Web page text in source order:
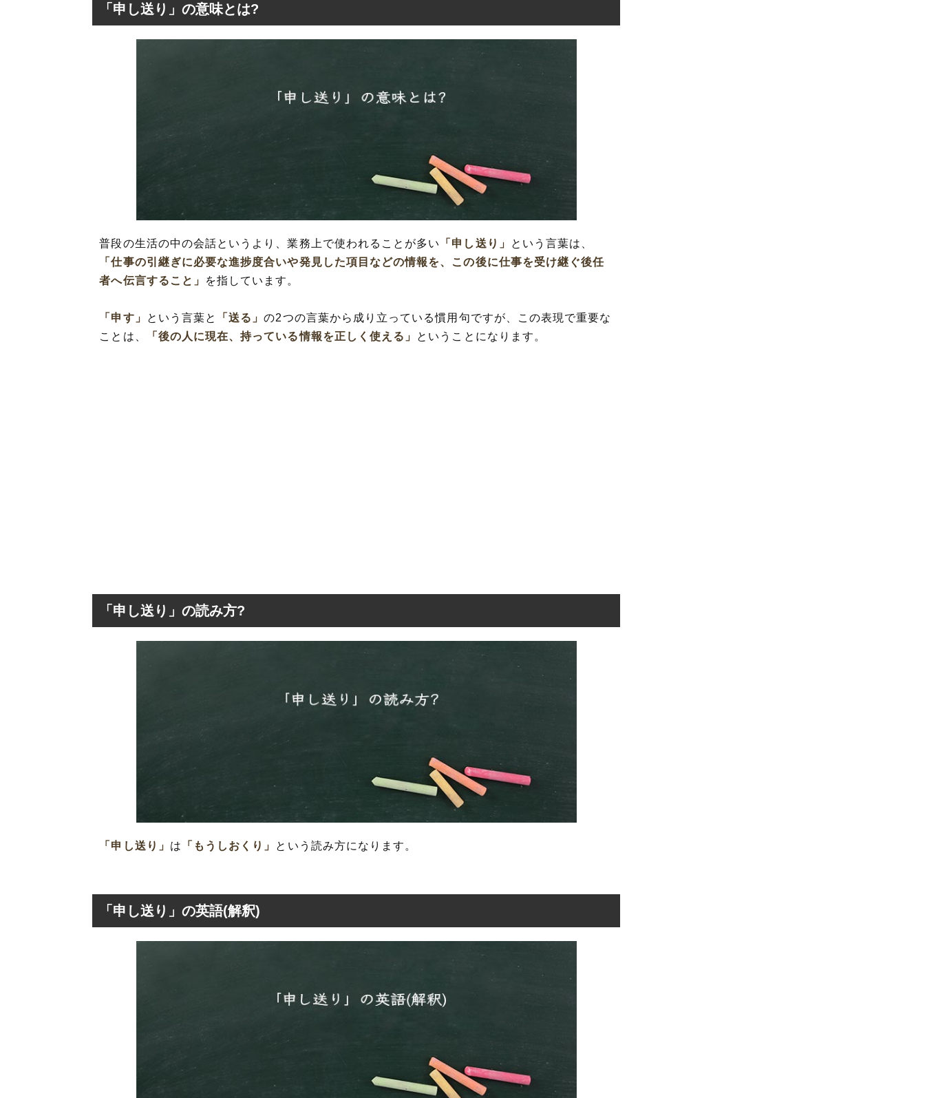
「申し送り」の読み方?
「申し送り」の介護や病院の意味とは?
「申し送り」を使った言葉・慣用句や熟語・関連(意味・
「申し送り」を使った例文や短文など(意味を解釈)
「申し送り」の類語や類義表現(シソーラス)
「申し送り」と「引き継ぎ」の違い
「申し送り」の意味とは?
普段の生活の中の会話というより、業務上で使われることが多い 「申し送り」
という言葉は、
「仕事の引継ぎに必要な進捗度合いや発見した項目などの情報を、この後に仕事を受け継ぐ後任
者へ伝言すること」
を指しています。
「申す」 という言葉と 「送る」の2つの言葉から成り立っている慣用句ですが、この表現で重要な
ことは、
「後の人に現在、持っている情報を正しく使える」 ということになります。
「申し送り」の読み方?
「申し送り」 は 「もうしおくり」 という読み方になります。
「申し送り」の英語(解釈)